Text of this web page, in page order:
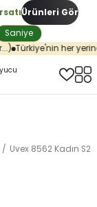
Saniye
Ürünleri Gör
Türkiye'nin her
Uvex 8562 Kadın S2